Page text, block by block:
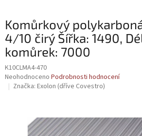
Komůrkový
4/10 čirý Šířka: 1490,
komůrek: 7000
K10CLMA4-470
Průměrné
hodnocení
Neohodnoceno Podrobnosti hodnocení
Značka: Exolon (dříve Covestro)